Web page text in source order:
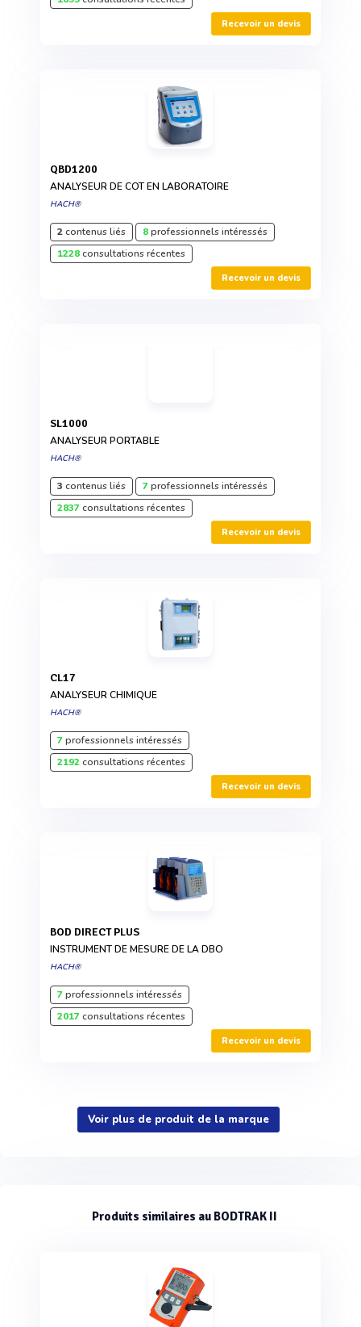
Recevoir un devis
QBD1200
ANALYSEUR DE COT EN LABORATOIRE
HACH®
2contenus liés 8professionnels intéressés
1228consultations récentes
Recevoir un devis
SL1000
ANALYSEUR PORTABLE
HACH®
3 contenus liés 7professionnels intéressés
2837consultations récentes
Recevoir un devis
CL17
ANALYSEUR CHIMIQUE
HACH®
7professionnels intéressés
2192consultations récentes
Recevoir un devis
BOD DIRECT PLUS
INSTRUMENT DE MESURE DE LA DBO
HACH®
7professionnels intéressés
2017consultations récentes
Recevoir un devis
Voir plus de produit de la marque
Produits similaires au BODTRAK II